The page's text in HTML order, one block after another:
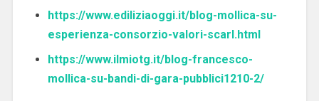
https://www.ediliziaoggi.it/blog-mollica-su-
esperienza-consorzio-valori-scarl.html
https://www.ilmiotg.it/blog-francesco-
mollica-su-bandi-di-gara-pubblici1210-2/